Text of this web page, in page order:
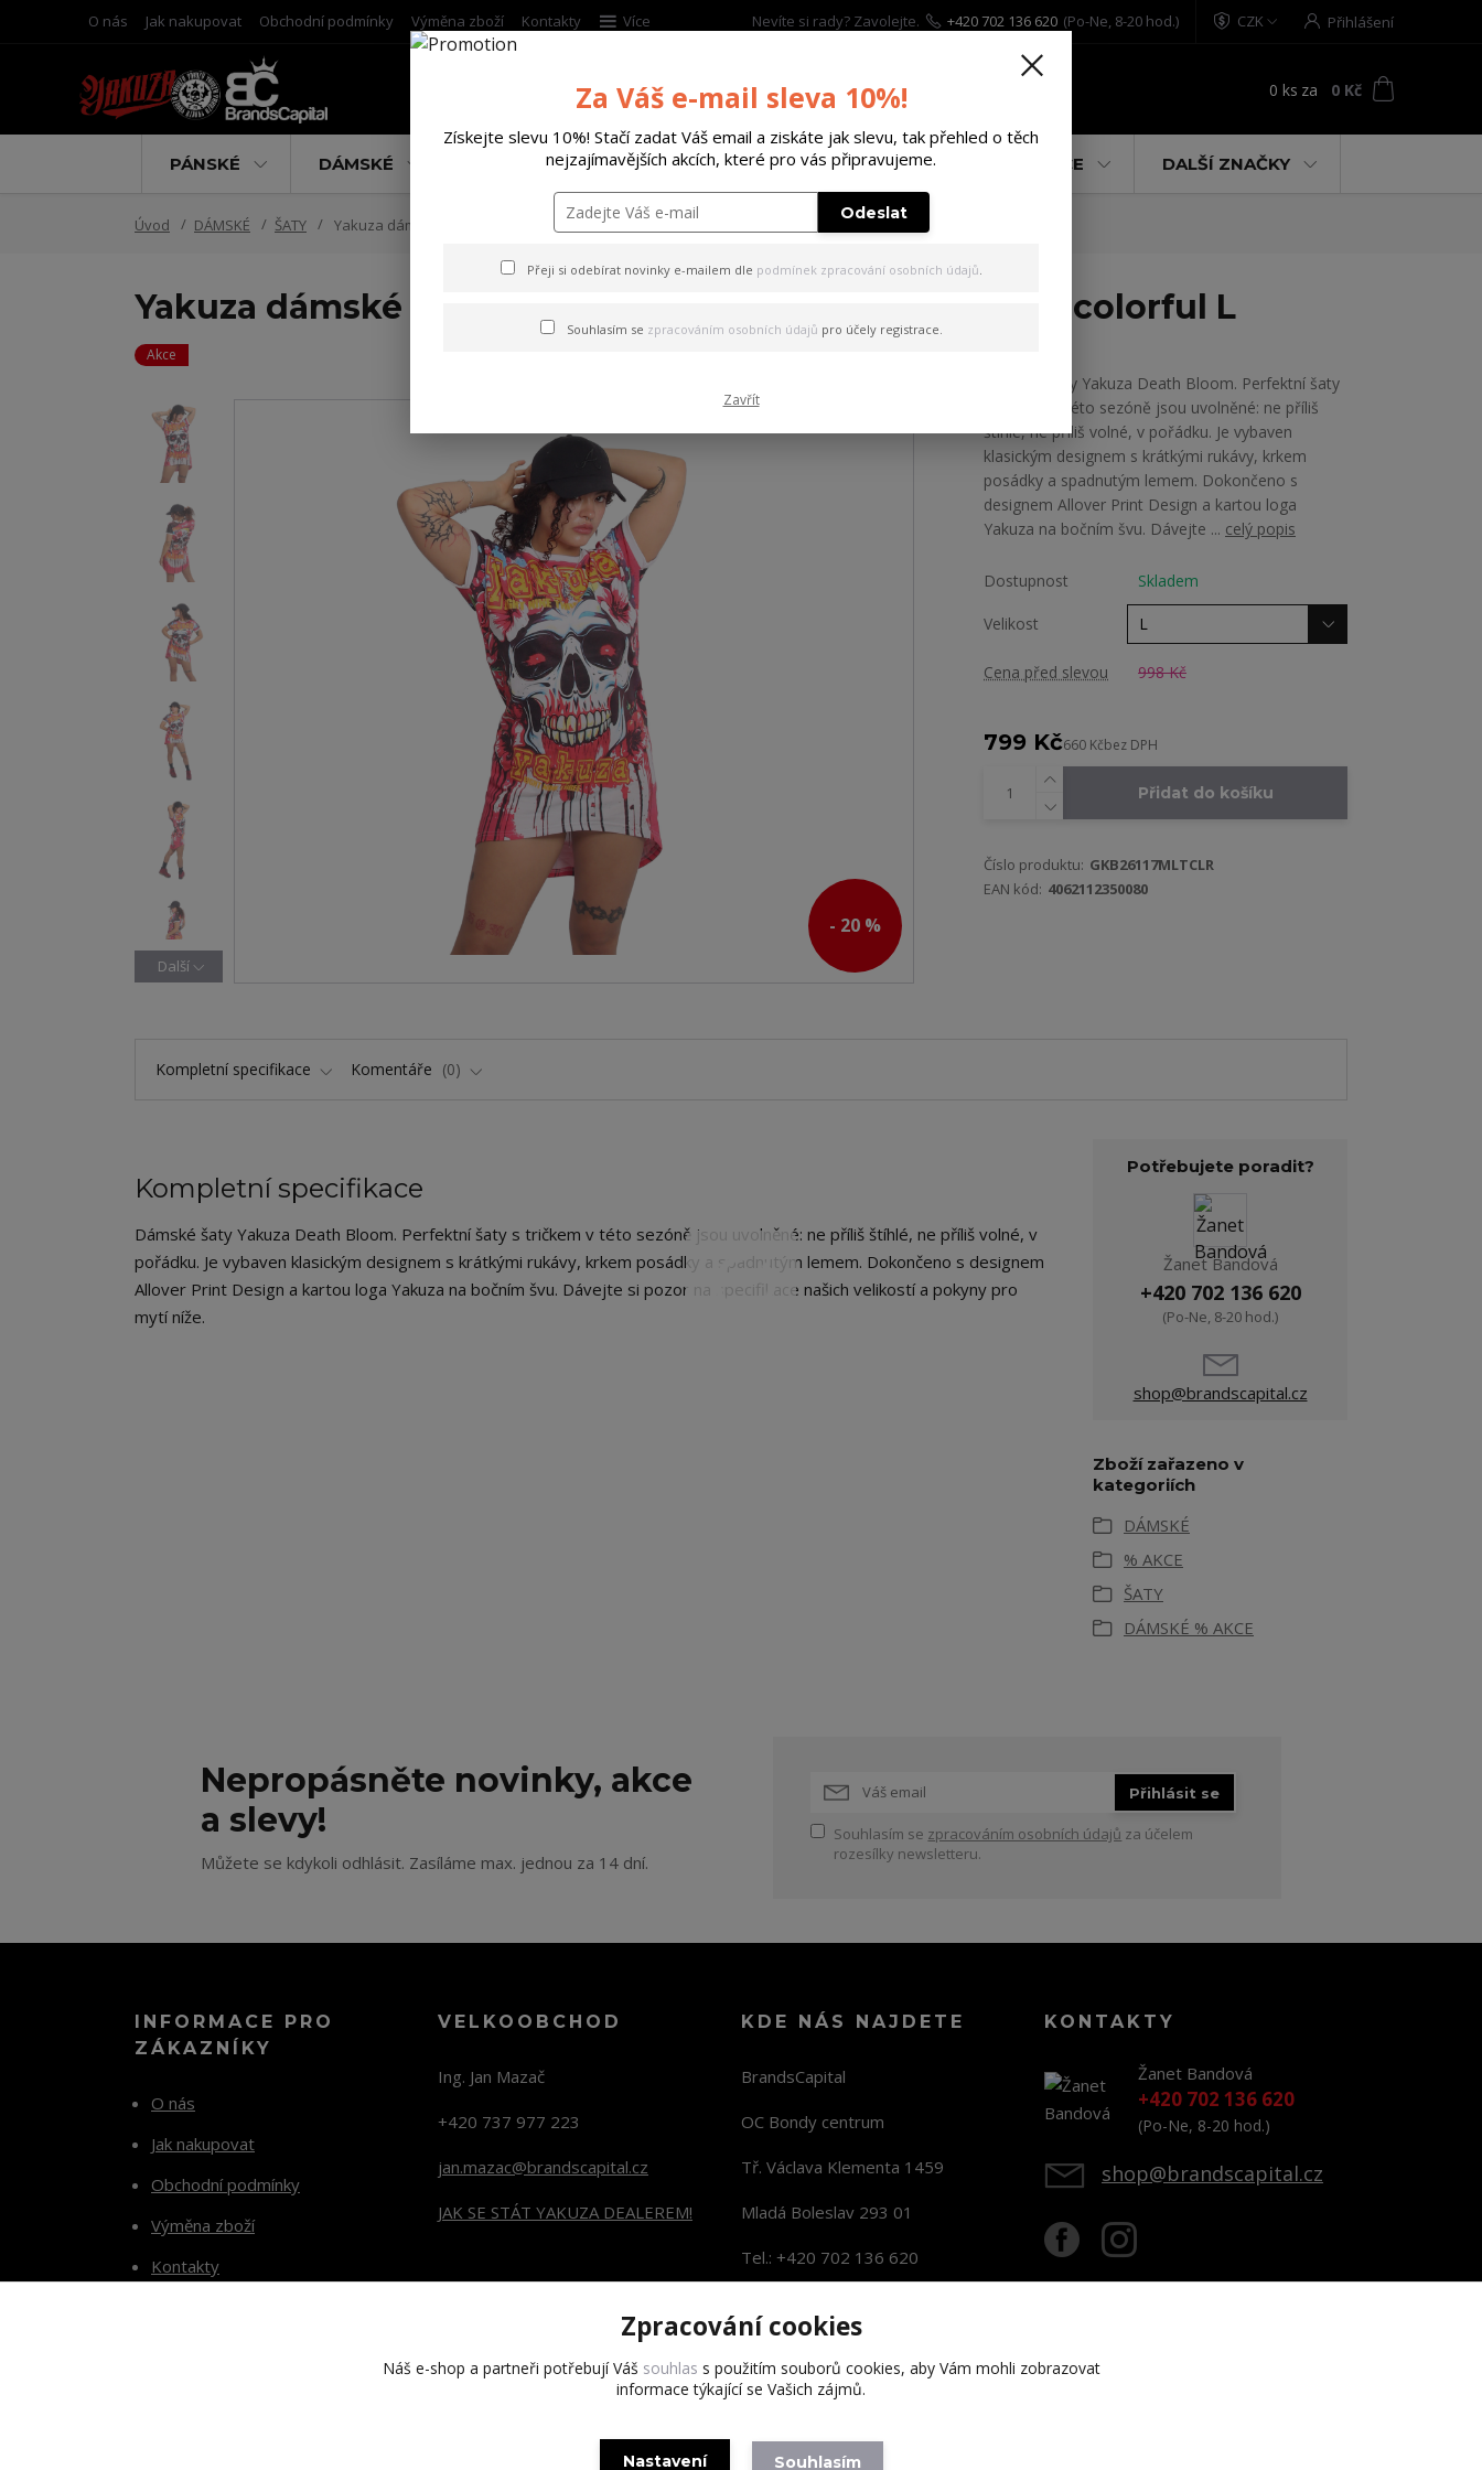
O nás Jak nakupovat Obchodní podmínky Výměna zboží Kontakty Více CZK Přihlášení
Nevíte si rady? Zavolejte. +420 702 136 620 (Po-Ne, 8-20 hod.)
0 ks za 0 Kč
PÁNSKÉ DÁMSKÉ DOPLŇKY DÁRKOVÉ POUKAZY % AKCE DALŠÍ ZNAČKY
Úvod DÁMSKÉ ŠATY Yakuza dámské šaty Death Bloom Urban T-Shirt Dress colorful L
Yakuza dámské šaty Death Bloom Urban T-Shirt Dress colorful L
Akce
- 20 %
Další
Dámské šaty Yakuza Death Bloom. Perfektní šaty
s tričkem v této sezóně jsou uvolněné: ne příliš
štíhlé, ne příliš volné, v pořádku. Je vybaven
klasickým designem s krátkými rukávy, krkem
posádky a spadnutým lemem. Dokončeno s
designem Allover Print Design a kartou loga
Yakuza na bočním švu. Dávejte ... celý popis
Dostupnost Skladem
Velikost
Cena před slevou 998 Kč
799 Kč660 Kčbez DPH
Přidat do košíku
Číslo produktu: GKB26117MLTCLR
EAN kód: 4062112350080
Kompletní specifikace Komentáře 0
Kompletní specifikace
Dámské šaty Yakuza Death Bloom. Perfektní šaty s tričkem v této sezóně jsou uvolněné: ne příliš štíhlé, ne příliš volné, v
pořádku. Je vybaven klasickým designem s krátkými rukávy, krkem posádky a spadnutým lemem. Dokončeno s designem
Allover Print Design a kartou loga Yakuza na bočním švu. Dávejte si pozor na specifikace našich velikostí a pokyny pro
mytí níže.
Potřebujete poradit?
Žanet Bandová
+420 702 136 620
(Po-Ne, 8-20 hod.)
shop@brandscapital.cz
Zboží zařazeno v
kategoriích
DÁMSKÉ
% AKCE
ŠATY
DÁMSKÉ % AKCE
Nepropásněte novinky, akce
a slevy!
Můžete se kdykoli odhlásit. Zasíláme max. jednou za 14 dní.
Přihlásit se
Souhlasím se zpracováním osobních údajů za účelem
rozesílky newsletteru.
INFORMACE PRO
ZÁKAZNÍKY
O nás
Jak nakupovat
Obchodní podmínky
Výměna zboží
Kontakty
VELKOOBCHOD
Ing. Jan Mazač
+420 737 977 223
jan.mazac@brandscapital.cz
JAK SE STÁT YAKUZA DEALEREM!
KDE NÁS NAJDETE
BrandsCapital
OC Bondy centrum
Tř. Václava Klementa 1459
Mladá Boleslav 293 01
Tel.: +420 702 136 620
KONTAKTY
Žanet Bandová
+420 702 136 620
(Po-Ne, 8-20 hod.)
shop@brandscapital.cz
Copyright 2020 BrandsCapital s.r.o.
Za Váš e-mail sleva 10%!
Získejte slevu 10%! Stačí zadat Váš email a ziskáte jak slevu, tak přehled o těch
nejzajímavějších akcích, které pro vás připravujeme.
Odeslat
Přeji si odebírat novinky e-mailem dle podmínek zpracování osobních údajů.
Souhlasím se zpracováním osobních údajů pro účely registrace.
Zavřít
Zpracování cookies
Náš e-shop a partneři potřebují Váš souhlas s použitím souborů cookies, aby Vám mohli zobrazovat
informace týkající se Vašich zájmů.
Nastavení Souhlasím